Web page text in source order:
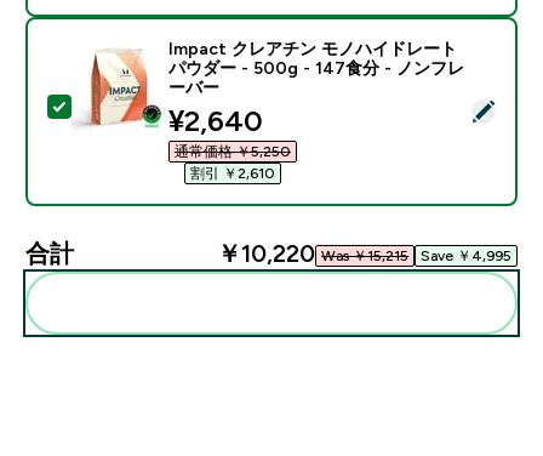
この商品を選択 - Impact クレアチン モノハイドレ
Impact クレアチン モノハイドレート
パウダー - 500g - 147食分 - ノンフレ
ーバー
discounted price
¥2,640‎
通常価格 ￥5,250‎
割引 ￥2,610‎
合計 ￥10,220‎ Was ￥15,215‎ Save ￥4,995‎